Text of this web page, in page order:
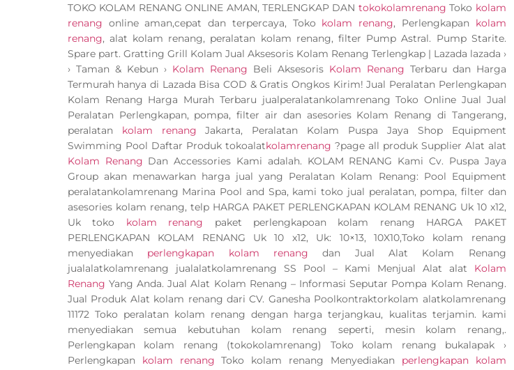
TOKO KOLAM RENANG ONLINE AMAN, TERLENGKAP DAN tokokolamrenang Toko kolam
renang online aman,cepat dan terpercaya, Toko kolam renang, Perlengkapan kolam
renang, alat kolam renang, peralatan kolam renang, filter Pump Astral. Pump Starite.
Spare part. Gratting Grill Kolam Jual Aksesoris Kolam Renang Terlengkap | Lazada lazada ›
› Taman & Kebun ›Kolam Renang Beli Aksesoris Kolam Renang Terbaru dan Harga
Termurah hanya di Lazada Bisa COD & Gratis Ongkos Kirim! Jual Peralatan Perlengkapan
Kolam Renang Harga Murah Terbaru jualperalatankolamrenang Toko Online Jual Jual
Peralatan Perlengkapan, pompa, filter air dan asesories Kolam Renang di Tangerang,
peralatan kolam renang Jakarta, Peralatan Kolam Puspa Jaya Shop Equipment
Swimming Pool Daftar Produk tokoalatkolamrenang ?page all produk Supplier Alat alat
Kolam Renang Dan Accessories Kami adalah. KOLAM RENANG Kami Cv. Puspa Jaya
Group akan menawarkan harga jual yang Peralatan Kolam Renang: Pool Equipment
peralatankolamrenang Marina Pool and Spa, kami toko jual peralatan, pompa, filter dan
asesories kolam renang, telp HARGA PAKET PERLENGKAPAN KOLAM RENANG Uk 10 x12,
Uk toko kolam renang paket perlengkapoan kolam renang HARGA PAKET
PERLENGKAPAN KOLAM RENANG Uk 10 x12, Uk: 10×13, 10X10,Toko kolam renang
menyediakan perlengkapan kolam renang dan Jual Alat Kolam Renang
jualalatkolamrenang jualalatkolamrenang SS Pool – Kami Menjual Alat alat Kolam
Renang Yang Anda. Jual Alat Kolam Renang – Informasi Seputar Pompa Kolam Renang.
Jual Produk Alat kolam renang dari CV. Ganesha Poolkontraktorkolam alatkolamrenang
11172 Toko peralatan kolam renang dengan harga terjangkau, kualitas terjamin. kami
menyediakan semua kebutuhan kolam renang seperti, mesin kolam renang,.
Perlengkapan kolam renang (tokokolamrenang) Toko kolam renang bukalapak ›
Perlengkapan kolam renang Toko kolam renang Menyediakan perlengkapan kolam